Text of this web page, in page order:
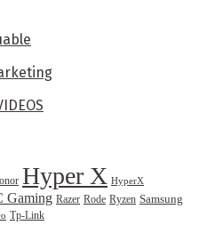
Hyper X HyperX
Gaming Razer Rode Ryzen Samsung
Tp-Link